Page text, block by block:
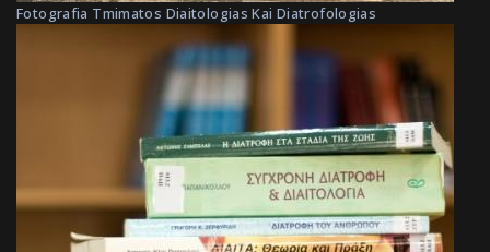
Fotografia Tmimatos Diaitologias Kai Diatrofologias